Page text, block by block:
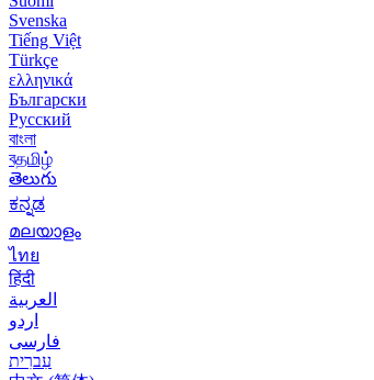
Svenska
Tiếng Việt
Türkçe
ελληνικά
Български
Русский
বাংলা
বதமிழ்
తెలుగు
ಕನ್ನಡ
മലയാളം
ไทย
हिंदी
العربية
اردو
فارسی
עִברִית